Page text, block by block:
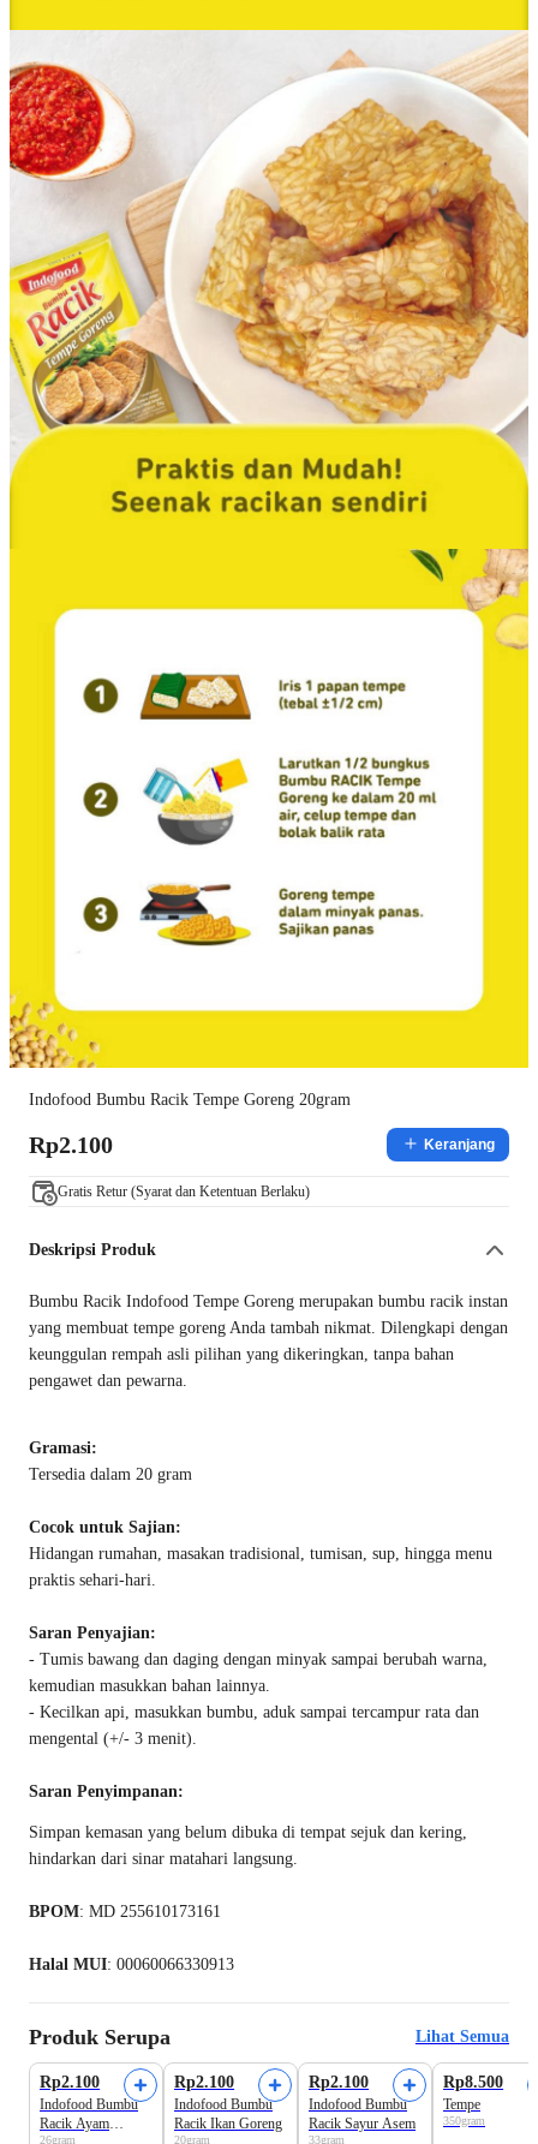
Indofood Bumbu Racik Tempe Goreng 20gram
Rp2.100 Keranjang
Gratis Retur (Syarat dan Ketentuan Berlaku)
Deskripsi Produk
Bumbu Racik Indofood Tempe Goreng merupakan bumbu racik instan
yang membuat tempe goreng Anda tambah nikmat. Dilengkapi dengan
keunggulan rempah asli pilihan yang dikeringkan, tanpa bahan
pengawet dan pewarna.
Gramasi:
Tersedia dalam 20 gram
Cocok untuk Sajian:
Hidangan rumahan, masakan tradisional, tumisan, sup, hingga menu
praktis sehari-hari.
Saran Penyajian:
- Tumis bawang dan daging dengan minyak sampai berubah warna,
kemudian masukkan bahan lainnya.
- Kecilkan api, masukkan bumbu, aduk sampai tercampur rata dan
mengental (+/- 3 menit).
Saran Penyimpanan:
Simpan kemasan yang belum dibuka di tempat sejuk dan kering,
hindarkan dari sinar matahari langsung.
BPOM: MD 255610173161
Halal MUI: 00060066330913
Produk Serupa Lihat Semua
Rp2.100
Indofood Bumbu
Racik Ayam
26gram
Rp2.100
Indofood Bumbu
Racik Ikan Goreng
20gram
Rp2.100
Indofood Bumbu
Racik Sayur Asem
33gram
Rp8.500
Tempe
350gram